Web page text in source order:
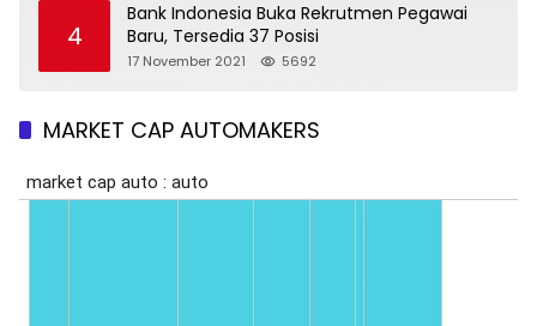
4
Bank Indonesia Buka Rekrutmen Pegawai
Baru, Tersedia 37 Posisi
17 November 2021 5692
MARKET CAP AUTOMAKERS